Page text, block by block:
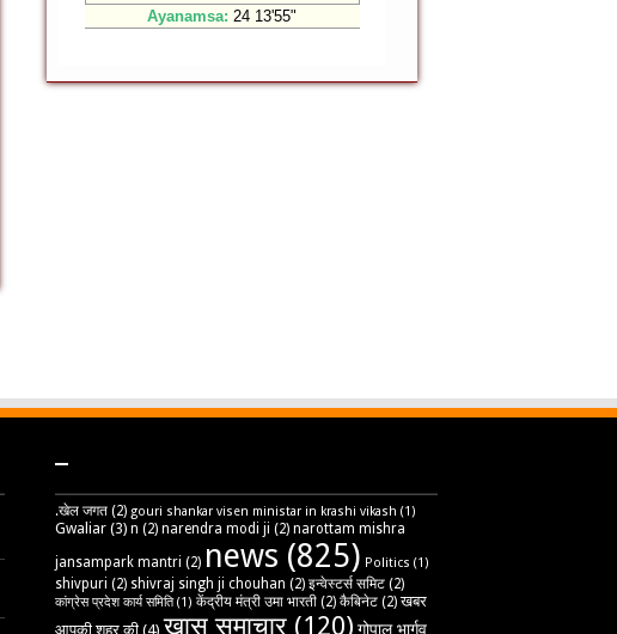
–
.खेल जगत (2) gouri shankar visen ministar in krashi vikash (1)
Gwaliar (3) n (2) narendra modi ji (2) narottam mishra
jansampark mantri (2) news (825) Politics (1)
shivpuri (2) shivraj singh ji chouhan (2) इन्वेस्टर्स समिट (2)
कांग्रेस प्रदेश कार्य समिति(1) केंद्रीय मंत्री उमा भारती (2) कैबिनेट (2) खबर
आपकी शहर की (4) खास समाचार (120) गोपाल भार्गव